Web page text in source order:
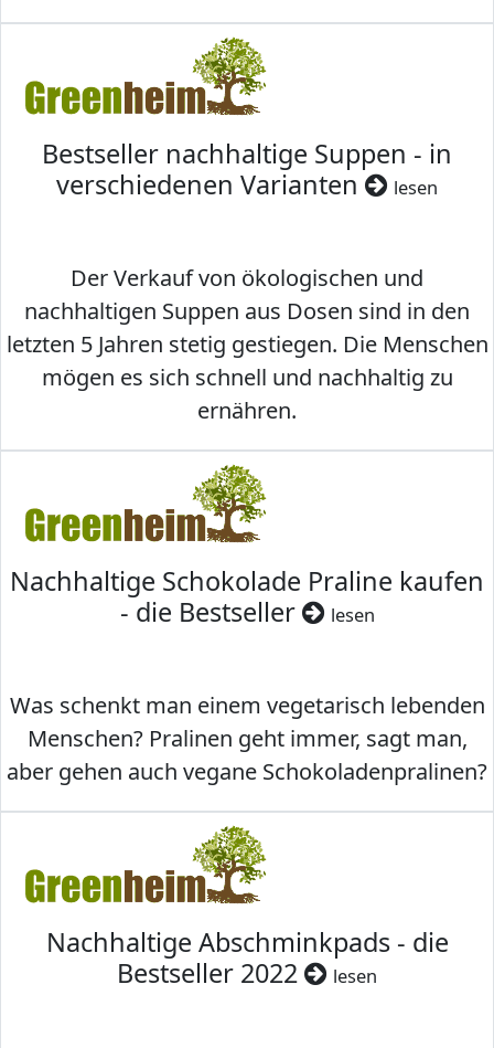
Bestseller nachhaltige Suppen - in
verschiedenen Varianten
lesen
Der Verkauf von ökologischen und
nachhaltigen Suppen aus Dosen sind in den
letzten 5 Jahren stetig gestiegen. Die Menschen
mögen es sich schnell und nachhaltig zu
ernähren.
Nachhaltige Schokolade Praline kaufen
- die Bestseller
lesen
Was schenkt man einem vegetarisch lebenden
Menschen? Pralinen geht immer, sagt man,
aber gehen auch vegane Schokoladenpralinen?
Nachhaltige Abschminkpads - die
Bestseller 2022
lesen